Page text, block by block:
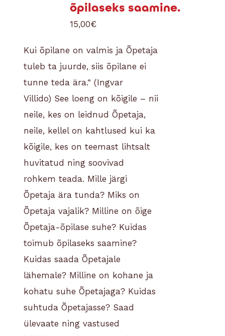
õpilaseks saamine.
15,00€
Kui õpilane on valmis ja Õpetaja
tuleb ta juurde, siis õpilane ei
tunne teda ära.“ (Ingvar
Villido) See loeng on kõigile – nii
neile, kes on leidnud Õpetaja,
neile, kellel on kahtlused kui ka
kõigile, kes on teemast lihtsalt
huvitatud ning soovivad
rohkem teada. Mille järgi
Õpetaja ära tunda? Miks on
Õpetaja vajalik? Milline on õige
Õpetaja-õpilase suhe? Kuidas
toimub õpilaseks saamine?
Kuidas saada Õpetajale
lähemale? Milline on kohane ja
kohatu suhe Õpetajaga? Kuidas
suhtuda Õpetajasse? Saad
ülevaate ning vastused